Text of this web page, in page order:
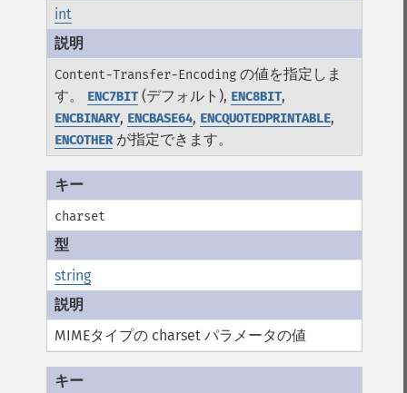
int
Content-Transfer-Encoding の値を指定しま
す。 ENC7BIT (デフォルト), ENC8BIT,
ENCBINARY, ENCBASE64, ENCQUOTEDPRINTABLE,
ENCOTHERが指定できます。
charset
string
MIMEタイプの charset パラメータの値